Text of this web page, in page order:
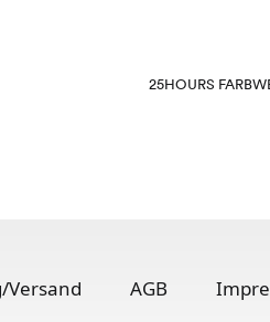
25HOURS
Versand AGB